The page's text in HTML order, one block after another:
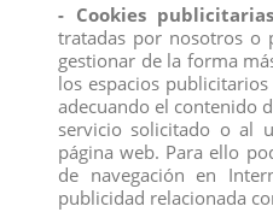
- Cookies
tratadas por nosotros o
gestionar de la forma
los espacios
adecuando el contenido
servicio solicitado o al
página web. Para ello
de navegación en
publicidad relacionada